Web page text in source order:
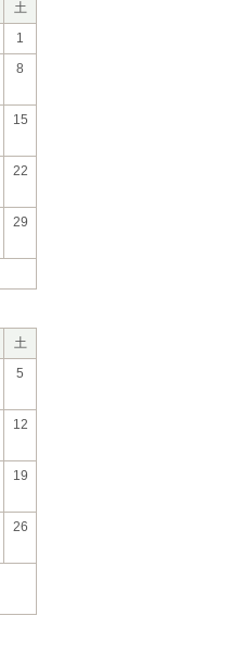
土
1
8
15
22
29
土
5
12
19
26